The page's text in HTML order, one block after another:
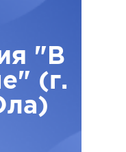
"В
(г.